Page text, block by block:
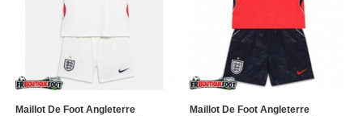
Maillot De Foot Angleterre
Maillot De Foot Angleterre